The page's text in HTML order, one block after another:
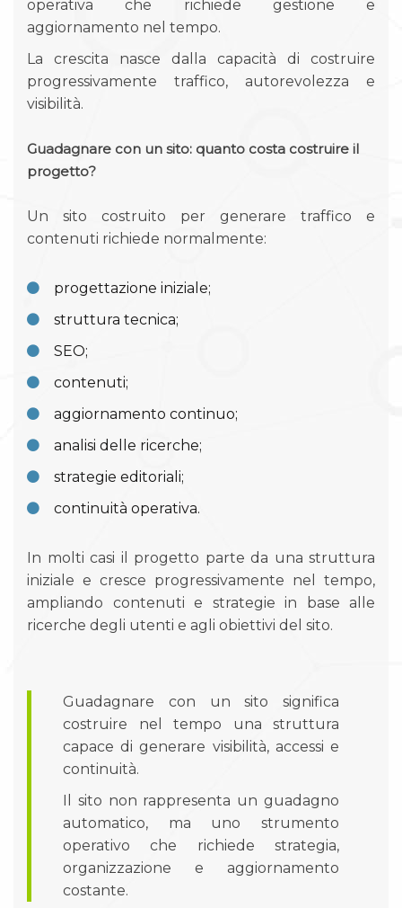
operativa che richiede gestione e
aggiornamento nel tempo.
La crescita nasce dalla capacità di costruire
progressivamente traffico, autorevolezza e
visibilità.
Guadagnare con un sito: quanto costa costruire il
progetto?
Un sito costruito per generare traffico e
contenuti richiede normalmente:
progettazione iniziale;
struttura tecnica;
SEO;
contenuti;
aggiornamento continuo;
analisi delle ricerche;
strategie editoriali;
continuità operativa.
In molti casi il progetto parte da una struttura
iniziale e cresce progressivamente nel tempo,
ampliando contenuti e strategie in base alle
ricerche degli utenti e agli obiettivi del sito.
Guadagnare con un sito significa
costruire nel tempo una struttura
capace di generare visibilità, accessi e
continuità.
Il sito non rappresenta un guadagno
automatico, ma uno strumento
operativo che richiede strategia,
organizzazione e aggiornamento
costante.